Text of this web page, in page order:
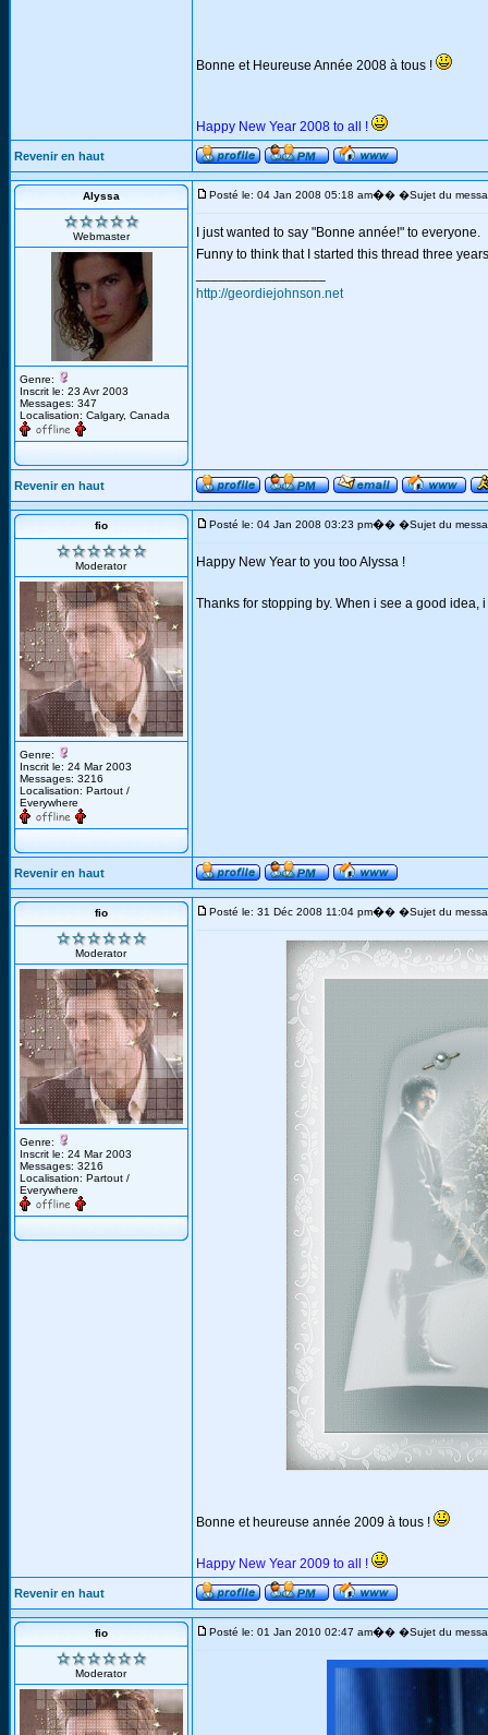
Bonne et Heureuse Année 2008 à tous !
Happy New Year 2008 to all !
Revenir en haut
Alyssa
Webmaster
Genre:
Inscrit le: 23 Avr 2003
Messages: 347
Localisation: Calgary, Canada
Posté le: 04 Jan 2008 05:18 am�� �Sujet du
I just wanted to say "Bonne année!" to everyone.
Funny to think that I started this thread three
http://geordiejohnson.net
Revenir en haut
fio
Moderator
Genre:
Inscrit le: 24 Mar 2003
Messages: 3216
Localisation: Partout /
Everywhere
Posté le: 04 Jan 2008 03:23 pm�� �Sujet du
Happy New Year to you too Alyssa !
Thanks for stopping by. When i see a good
Revenir en haut
fio
Moderator
Genre:
Inscrit le: 24 Mar 2003
Messages: 3216
Localisation: Partout /
Everywhere
Posté le: 31 Déc 2008 11:04 pm�� �Sujet du
Bonne et heureuse année 2009 à tous !
Happy New Year 2009 to all !
Revenir en haut
fio
Moderator
Posté le: 01 Jan 2010 02:47 am�� �Sujet du